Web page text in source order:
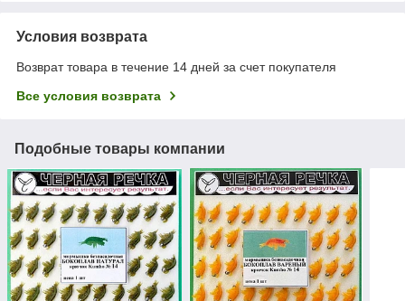
Условия возврата
Возврат товара в течение 14 дней за счет покупателя
Все условия возврата
Подобные товары компании